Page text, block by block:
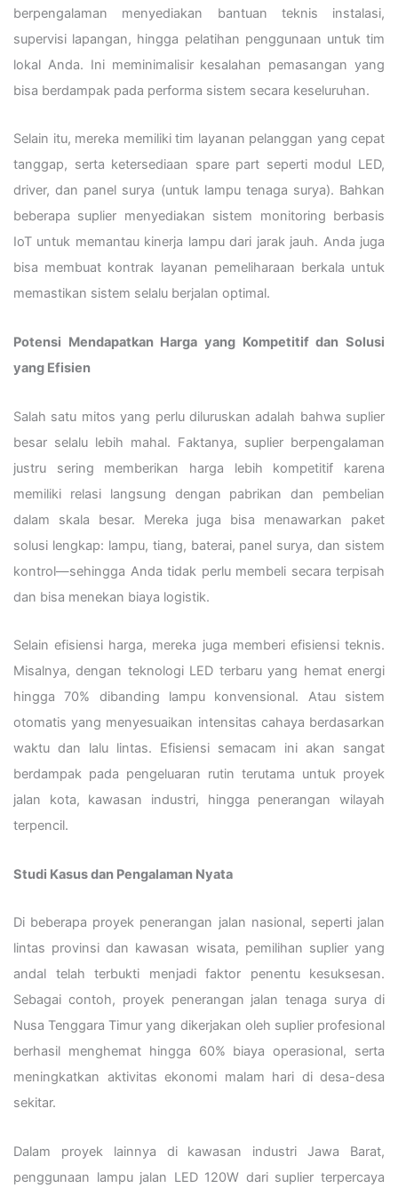
berpengalaman menyediakan bantuan teknis instalasi,
supervisi lapangan, hingga pelatihan penggunaan untuk tim
lokal Anda. Ini meminimalisir kesalahan pemasangan yang
bisa berdampak pada performa sistem secara keseluruhan.
Selain itu, mereka memiliki tim layanan pelanggan yang cepat
tanggap, serta ketersediaan spare part seperti modul LED,
driver, dan panel surya (untuk lampu tenaga surya). Bahkan
beberapa suplier menyediakan sistem monitoring berbasis
IoT untuk memantau kinerja lampu dari jarak jauh. Anda juga
bisa membuat kontrak layanan pemeliharaan berkala untuk
memastikan sistem selalu berjalan optimal.
Potensi Mendapatkan Harga yang Kompetitif dan Solusi
yang Efisien
Salah satu mitos yang perlu diluruskan adalah bahwa suplier
besar selalu lebih mahal. Faktanya, suplier berpengalaman
justru sering memberikan harga lebih kompetitif karena
memiliki relasi langsung dengan pabrikan dan pembelian
dalam skala besar. Mereka juga bisa menawarkan paket
solusi lengkap: lampu, tiang, baterai, panel surya, dan sistem
kontrol—sehingga Anda tidak perlu membeli secara terpisah
dan bisa menekan biaya logistik.
Selain efisiensi harga, mereka juga memberi efisiensi teknis.
Misalnya, dengan teknologi LED terbaru yang hemat energi
hingga 70% dibanding lampu konvensional. Atau sistem
otomatis yang menyesuaikan intensitas cahaya berdasarkan
waktu dan lalu lintas. Efisiensi semacam ini akan sangat
berdampak pada pengeluaran rutin terutama untuk proyek
jalan kota, kawasan industri, hingga penerangan wilayah
terpencil.
Studi Kasus dan Pengalaman Nyata
Di beberapa proyek penerangan jalan nasional, seperti jalan
lintas provinsi dan kawasan wisata, pemilihan suplier yang
andal telah terbukti menjadi faktor penentu kesuksesan.
Sebagai contoh, proyek penerangan jalan tenaga surya di
Nusa Tenggara Timur yang dikerjakan oleh suplier profesional
berhasil menghemat hingga 60% biaya operasional, serta
meningkatkan aktivitas ekonomi malam hari di desa-desa
sekitar.
Dalam proyek lainnya di kawasan industri Jawa Barat,
penggunaan lampu jalan LED 120W dari suplier terpercaya